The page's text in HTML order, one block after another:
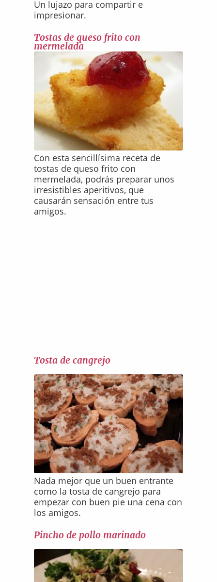
Un lujazo para compartir e
impresionar.
Tostas de queso frito con
mermelada
Con esta sencillísima receta de
tostas de queso frito con
mermelada, podrás preparar unos
irresistibles aperitivos, que
causarán sensación entre tus
amigos.
Tosta de cangrejo
Nada mejor que un buen entrante
como la tosta de cangrejo para
empezar con buen pie una cena con
los amigos.
Pincho de pollo marinado